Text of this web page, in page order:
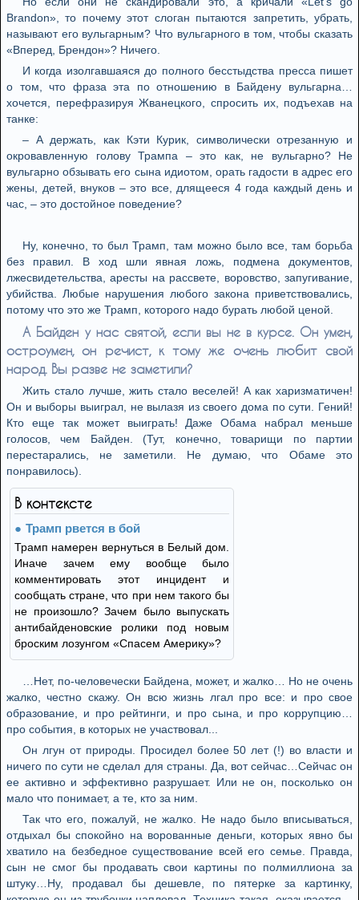
Brandon», то почему этот слоган пытаются запретить, убрать,
называют его вульгарным? Что вульгарного в том, чтобы сказать
«Вперед, Брендон»? Ничего.
И когда изолгавшаяся до полного бесстыдства пресса пишет
о том, что фраза эта по отношению в Байдену вульгарна…
хочется, перефразируя Жванецкого, спросить их, подъехав на
танке:
– А держать, как Кэти Курик, символически отрезанную и
окровавленную голову Трампа – это как, не вульгарно? Не
вульгарно обзывать его сына идиотом, орать гадости в адрес его
жены, детей, внуков – это все, длящееся 4 года каждый день и
час, – это достойное поведение?
Ну, конечно, то был Трамп, там можно было все, там борьба
без правил. В ход шли явная ложь, подмена документов,
лжесвидетельства, аресты на рассвете, воровство, запугивание,
убийства. Любые нарушения любого закона приветствовались,
потому что это же Трамп, которого надо бурать любой ценой.
А Байден у нас святой, если вы не в курсе. Он умен,
остроумен, он речист, к тому же очень любит свой
народ. Вы разве не заметили?
Жить стало лучше, жить стало веселей! А как харизматичен!
Он и выборы выиграл, не вылазя из своего дома по сути. Гений!
Кто еще так может выиграть! Даже Обама набрал меньше
голосов, чем Байден. (Тут, конечно, товарищи по партии
перестарались, не заметили. Не думаю, что Обаме это
понравилось).
В контексте
Трамп рвется в бой
Трамп намерен вернуться в Белый дом.
Иначе зачем ему вообще было
комментировать этот инцидент и
сообщать стране, что при нем такого бы
не произошло? Зачем было выпускать
антибайденовские ролики под новым
броским лозунгом «Спасем Америку»?
…Нет, по-человечески Байдена, может, и жалко… Но не очень
жалко, честно скажу. Он всю жизнь лгал про все: и про свое
образование, и про рейтинги, и про сына, и про коррупцию…
про события, в которых не участвовал...
Он лгун от природы. Просидел более 50 лет (!) во власти и
ничего по сути не сделал для страны. Да, вот сейчас…Сейчас он
ее активно и эффективно разрушает. Или не он, посколько он
мало что понимает, а те, кто за ним.
Так что его, пожалуй, не жалко. Не надо было вписываться,
отдыхал бы спокойно на ворованные деньги, которых явно бы
хватило на безбедное существование всей его семье. Правда,
сын не смог бы продавать свои картины по полмиллиона за
штуку…Ну, продавал бы дешевле, по пятерке за картинку,